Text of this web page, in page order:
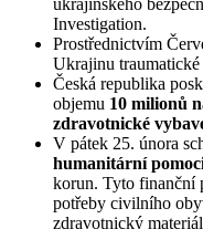
ukrajinského
Investigation.
Prostřednictvím
Ukrajinu
Česká republika
objemu 10 milionů
zdravotnické
V pátek 25. února
humanitární
korun. Tyto finanční
potřeby civilního
zdravotnický